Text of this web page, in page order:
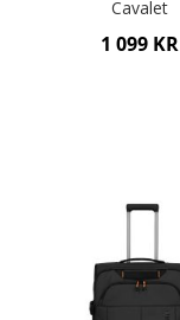
Cavalet
1 099 KR